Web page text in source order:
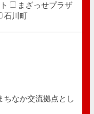
まざっせプラザ
石川町
ちなか交流拠点とし